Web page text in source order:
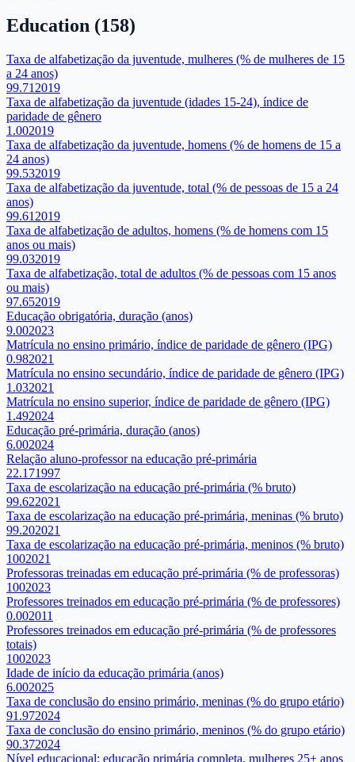
Education (158)
Taxa de alfabetização da juventude, mulheres (% de mulheres de 15
a 24 anos)
99.71 2019
Taxa de alfabetização da juventude (idades 15-24), índice de
paridade de gênero
1.002019
Taxa de alfabetização da juventude, homens (% de homens de 15 a
24 anos)
99.532019
Taxa de alfabetização da juventude, total (% de pessoas de 15 a 24
anos)
99.61 2019
Taxa de alfabetização de adultos, homens (% de homens com 15
anos ou mais)
99.032019
Taxa de alfabetização, total de adultos (% de pessoas com 15 anos
ou mais)
97.652019
Educação obrigatória, duração (anos)
9.002023
Matrícula no ensino primário, índice de paridade de gênero (IPG)
0.982021
Matrícula no ensino secundário, índice de paridade de gênero (IPG)
1.032021
Matrícula no ensino superior, índice de paridade de gênero (IPG)
1.492024
Educação pré-primária, duração (anos)
6.002024
Relação aluno-professor na educação pré-primária
22.171997
Taxa de escolarização na educação pré-primária (% bruto)
99.622021
Taxa de escolarização na educação pré-primária, meninas (% bruto)
99.202021
Taxa de escolarização na educação pré-primária, meninos (% bruto)
1002021
Professoras treinadas em educação pré-primária (% de professoras)
1002023
Professores treinados em educação pré-primária (% de professores)
0.002011
Professores treinados em educação pré-primária (% de professores
totais)
1002023
Idade de início da educação primária (anos)
6.002025
Taxa de conclusão do ensino primário, meninas (% do grupo etário)
91.972024
Taxa de conclusão do ensino primário, meninos (% do grupo etário)
90.372024
Nível educacional: educação primária completa, mulheres 25+ anos